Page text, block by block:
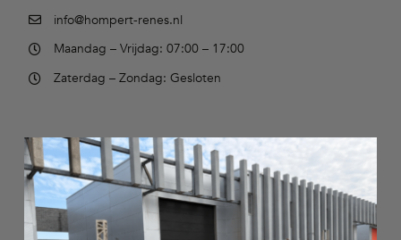
info@hompert-renes.nl
Maandag – Vrijdag: 07:00 – 17:00
Zaterdag – Zondag: Gesloten